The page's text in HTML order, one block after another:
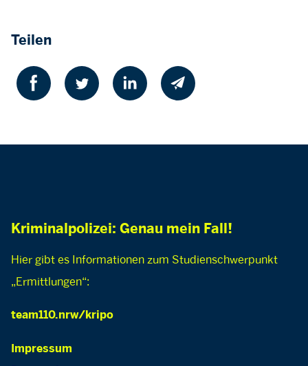
Teilen
Kriminalpolizei: Genau mein Fall!
Hier gibt es Informationen zum Studienschwerpunkt
„Ermittlungen“:
team110.nrw/kripo
Impressum